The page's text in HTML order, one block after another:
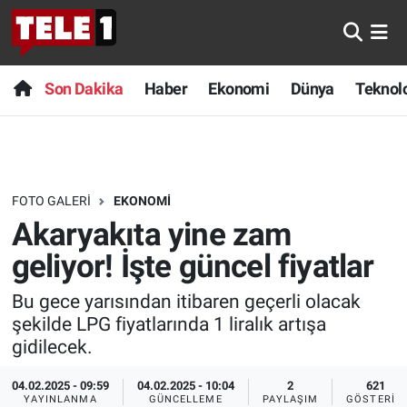
Son Dakika Haber Ekonomi Dünya
FOTO GALERI EKONOMI
Akaryakıta yine zam
geliyor! İşte güncel fiyatlar
Bu gece yarısından itibaren geçerli olacak
şekilde LPG fiyatlarında 1 liralık artışa
gidilecek.
04.02.2025 - 09:59
YAYINLANMA
04.02.2025 - 10:04
GÜNCELLEME
2
PAYLAŞIM
621
GÖSTERIM
Anında Manşet
Başka Sohbetler
Bilim turu
Bilim ve Teknoloji Evreni
Doğa Konuşuyor
Dünya
Ege Saati
Son Dakika
Haber
Dünya
Teknoloji
Sağlık
Spor
Yayın Akışı
Nöbetçi Eczaneler
Hava Durumu
Trafik Durumu
Süper Lig Puan Durumu ve Fikstür
Tüm Manşetler
Son Dakika Haberleri
Haber Arşivi